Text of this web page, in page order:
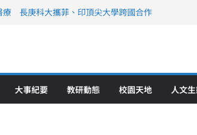
療 長庚科大攜菲、印頂尖大學跨國合作
大事紀要 教研動態 校園天地 人文